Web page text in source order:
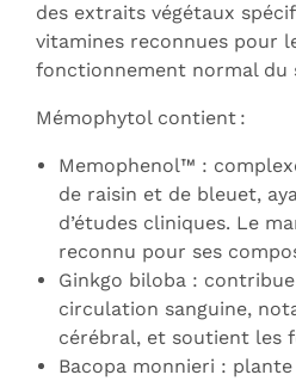
des extraits végétaux
vitamines reconnues pour
fonctionnement normal du
Mémophytol contient :
Memophenol™ :
de raisin et de bleuet,
d’études cliniques. Le
reconnu pour ses
Ginkgo biloba :
circulation sanguine,
cérébral, et soutient les
Bacopa monnieri :